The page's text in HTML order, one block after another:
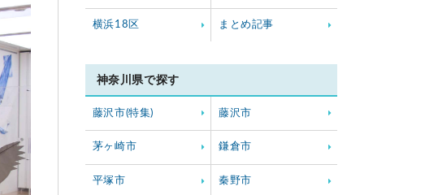
横浜18区 まとめ記事
神奈川県で探す
藤沢市(特集) 藤沢市
茅ヶ崎市 鎌倉市
平塚市 秦野市